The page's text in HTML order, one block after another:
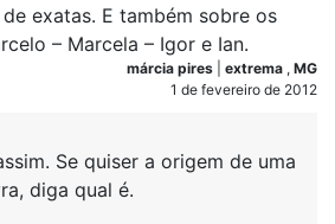
exatas. E também sobre os
– Marcela – Igor e Ian.
márcia pires extrema , MG
1 de fevereiro de 2012
Se quiser a origem de uma
diga qual é.